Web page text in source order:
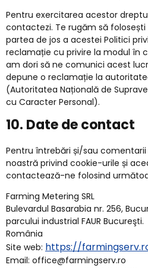
Pentru exercitarea acestor
contactezi. Te rugăm să
partea de jos a acestei Politici
reclamație cu privire la modul în
am dori să ne comunici acest
depune o reclamație la
(Autoritatea Națională de
cu Caracter Personal).
10. Date de contact
Pentru întrebări și/sau
noastră privind cookie-urile și
contactează-ne folosind
Farming Metering SRL
Bulevardul Basarabia nr. 256,
parcului industrial FAUR Bucureşti.
România
Site web: https://
Email: office@farmingserv.ro